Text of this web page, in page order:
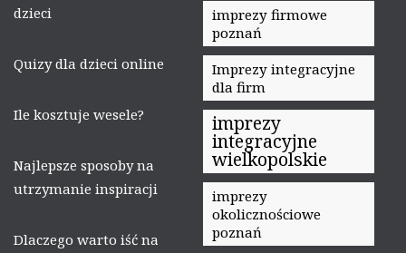
dzieci
Quizy dla dzieci online
Ile kosztuje wesele?
Najlepsze sposoby na
utrzymanie inspiracji
Dlaczego warto iść na
imprezy firmowe
poznań
Imprezy integracyjne
dla firm
imprezy
integracyjne
wielkopolskie
imprezy
okolicznościowe
poznań